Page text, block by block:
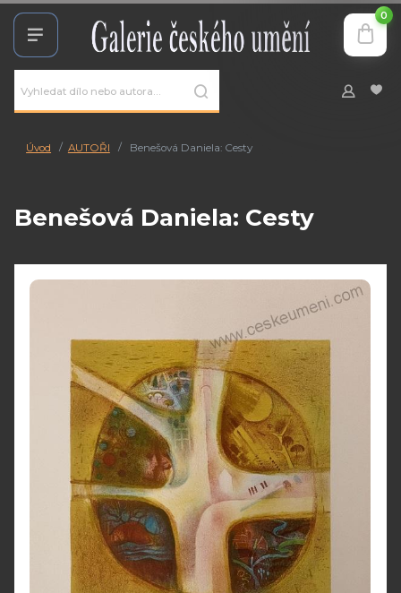
0
Úvod AUTOŘI Benešová Daniela: Cesty
Benešová Daniela: Cesty